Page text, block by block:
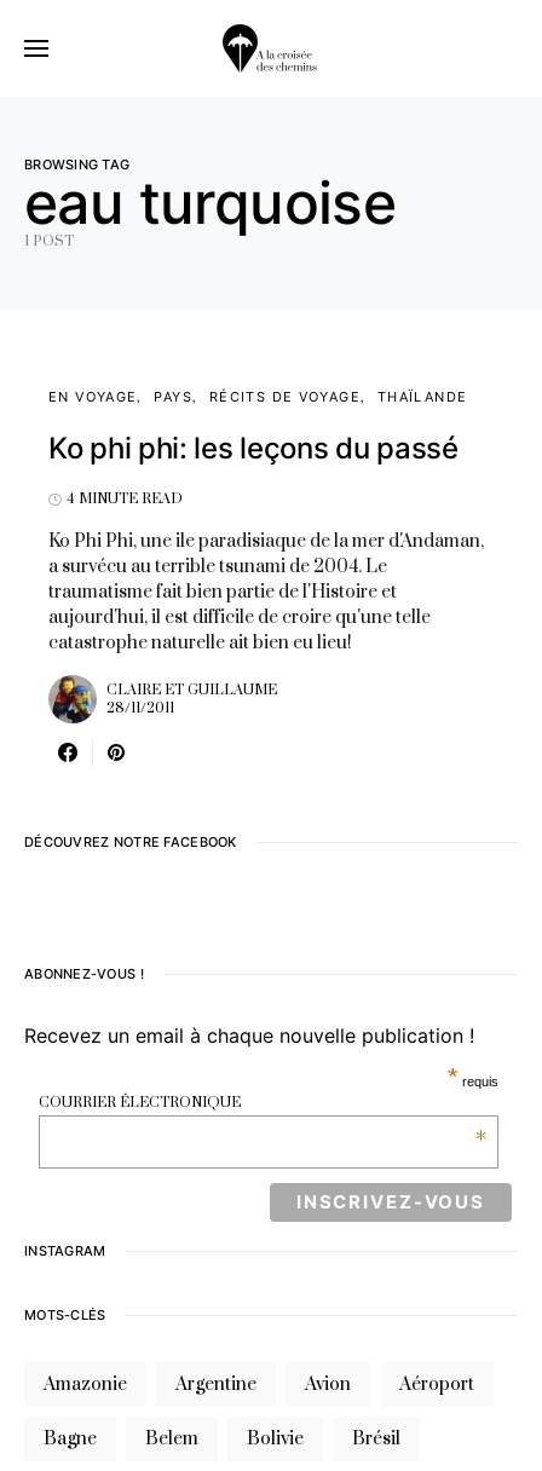
BROWSING TAG
eau turquoise
1 POST
EN VOYAGE PAYS RÉCITS DE VOYAGE THAÏLANDE
Ko phi phi: les leçons du passé
4 MINUTE READ
Ko Phi Phi, une ile paradisiaque de la mer d'Andaman,
a survécu au terrible tsunami de 2004. Le
traumatisme fait bien partie de l'Histoire et
aujourd'hui, il est difficile de croire qu'une telle
catastrophe naturelle ait bien eu lieu!
CLAIRE ET GUILLAUME
28/11/2011
DÉCOUVREZ NOTRE FACEBOOK
ABONNEZ-VOUS !
Recevez un email à chaque nouvelle publication !
* requis
COURRIER ÉLECTRONIQUE
*
INSTAGRAM
MOTS-CLÉS
Amazonie Argentine Avion Aéroport
Bagne Belem Bolivie Brésil